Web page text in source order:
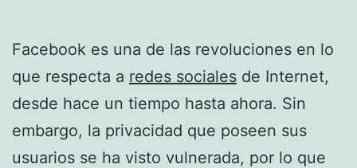
Facebook es una de las revoluciones en lo
que respecta a redes sociales de Internet,
desde hace un tiempo hasta ahora. Sin
embargo, la privacidad que poseen sus
usuarios se ha visto vulnerada, por lo que